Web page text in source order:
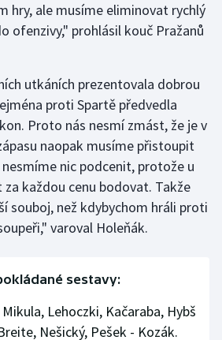
hry, ale musíme eliminovat rychlý
ofenzivy," prohlásil kouč Pražanů
utkáních prezentovala dobrou
proti Spartě předvedla
Proto nás nesmí zmást, že je v
naopak musíme přistoupit
nic podcenit, protože u
každou cenu bodovat. Takže
souboj, než kdybychom hráli proti
varoval Holeňák.
sestavy:
Lehoczki, Kačaraba, Hybš
Nešický, Pešek - Kozák.